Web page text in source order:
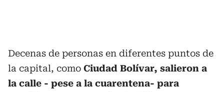
Decenas de personas en diferentes puntos de
la capital, como Ciudad Bolívar, salieron a
la calle - pese a la cuarentena- para